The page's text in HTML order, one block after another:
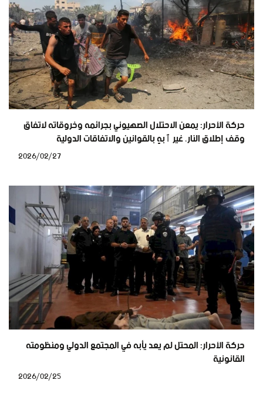
حركة الأحرار: يمعن الاحتلال الصهيوني بجرائمه وخروقاته لاتفاق
وقف إطلاق النار، غير ٱبهٍ بالقوانين والاتفاقات الدولية
حركة الأحرار: المحتل لم يعد يأبه في المجتمع الدولي ومنظومته
القانونية